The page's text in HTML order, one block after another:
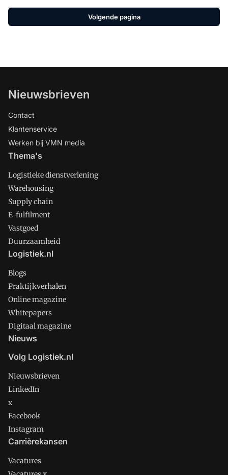
algemeen directeur van het bedrijf is.
Brouwers heeft zijn rol per 1 juli
Volgende pagina
Nieuwsbrieven
Contact
Klantenservice
Werken bij VMN media
Thema's
Logistieke dienstverlening
Warehousing
Supply chain
E-fulfilment
Vastgoed
Duurzaamheid
Logistiek.nl
Blogs
Praktijkverhalen
Online magazine
Whitepapers
Digitaal magazine
Nieuws
Volg Logistiek.nl
Nieuwsbrieven
LinkedIn
x
Facebook
Instagram
Carrièrekansen
Vacatures